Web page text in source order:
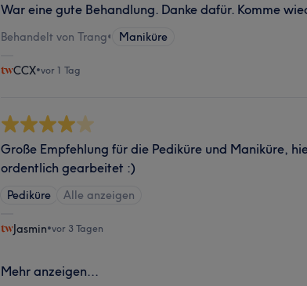
War eine gute Behandlung. Danke dafür. Komme
Behandelt von Trang• Maniküre
CCX•vor 1 Tag
Große Empfehlung für die Pediküre und Maniküre,
ordentlich gearbeitet :)
Pediküre Alle anzeigen
Jasmin•vor 3 Tagen
Mehr anzeigen...